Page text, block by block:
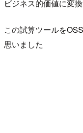
ビジネス的価値に変
この試算ツールを
思いました